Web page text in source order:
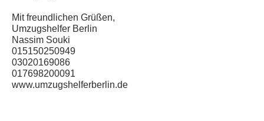
Mit freundlichen Grüßen,
Umzugshelfer Berlin
Nassim Souki
015150250949
03020169086
017698200091
www.umzugshelferberlin.de